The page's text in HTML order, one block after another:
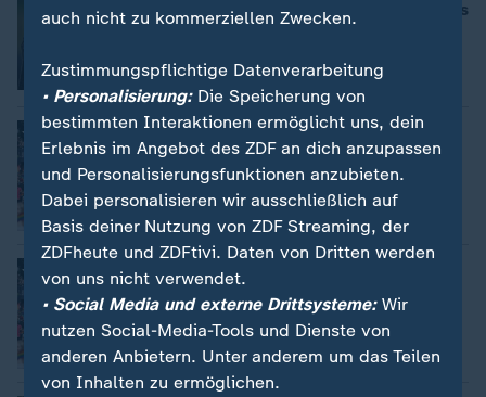
Wie Präventionsarbeit gegen Islamismus
funktionieren kann
mit Video 1:37
Eine Woche nach Anschlag in Berlin
:
300.000 "für eine Zukunft ohne Angst"
beim CSD in Hamburg
mit Video
: Christopher Street Day in Hamburg
von Sven Rieken
Video 2:12
auch nicht zu kommerziellen Zwecken.
Zustimmungspflichtige Datenverarbeitung
• Personalisierung:Die Speicherung von
bestimmten Interaktionen ermöglicht uns, dein
Erlebnis im Angebot des ZDF an dich anzupassen
und Personalisierungsfunktionen anzubieten.
Dabei personalisieren wir ausschließlich auf
Basis deiner Nutzung von ZDF Streaming, der
ZDFheute und ZDFtivi. Daten von Dritten werden
von uns nicht verwendet.
• Social Media und externe Drittsysteme:Wir
nutzen Social-Media-Tools und Dienste von
anderen Anbietern. Unter anderem um das Teilen
von Inhalten zu ermöglichen.